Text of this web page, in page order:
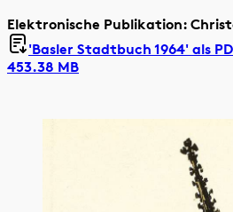
Elektronische Publikation:
'Basler Stadtbuch 1964' als
453.38 MB